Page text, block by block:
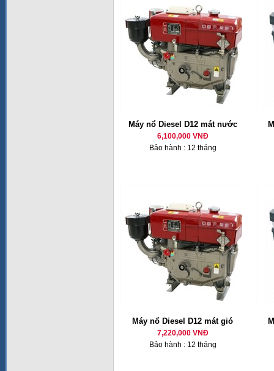
Máy nổ Diesel D12 mát nước
6,100,000 VNĐ
Bảo hành : 12 tháng
Máy nổ Diesel D12 mát gió
7,220,000 VNĐ
Bảo hành : 12 tháng